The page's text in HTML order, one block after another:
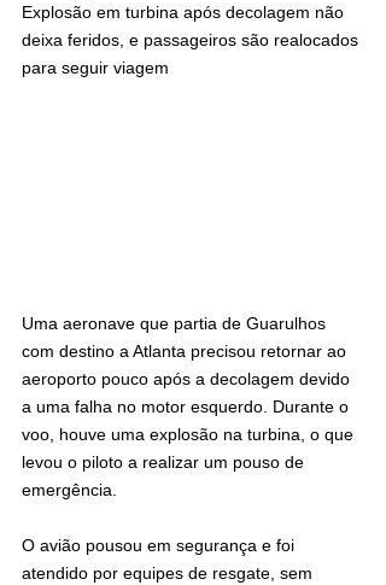
Explosão em turbina após decolagem não
deixa feridos, e passageiros são realocados
para seguir viagem
Uma aeronave que partia de Guarulhos
com destino a Atlanta precisou retornar ao
aeroporto pouco após a decolagem devido
a uma falha no motor esquerdo. Durante o
voo, houve uma explosão na turbina, o que
levou o piloto a realizar um pouso de
emergência.
O avião pousou em segurança e foi
atendido por equipes de resgate, sem